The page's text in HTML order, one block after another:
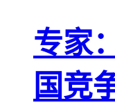
专家
国竞